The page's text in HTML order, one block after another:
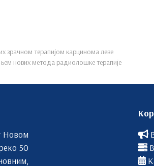
зрачном терапијом карцинома леве
нових метода радиолошке терапије
Новом
50